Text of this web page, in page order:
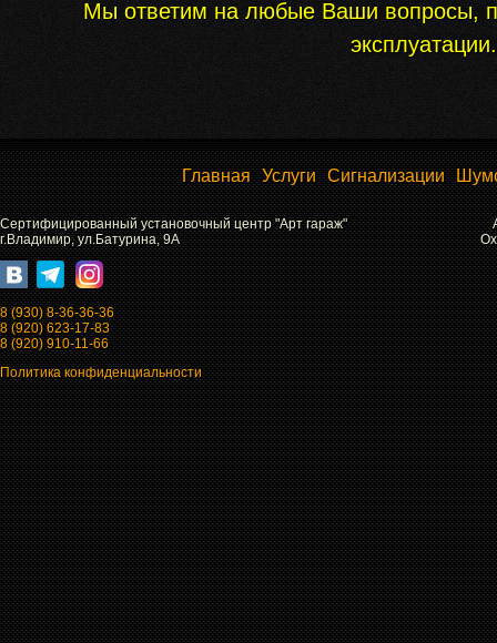
Мы ответим на любые Ваши вопросы,
Главная Услуги Сигнализации
Сертифицированный установочный центр "Арт гараж"
г.Владимир, ул.Батурина, 9А
8 (930) 8-36-36-36
8 (920) 623-17-83
8 (920) 910-11-66
Политика конфиденциальности